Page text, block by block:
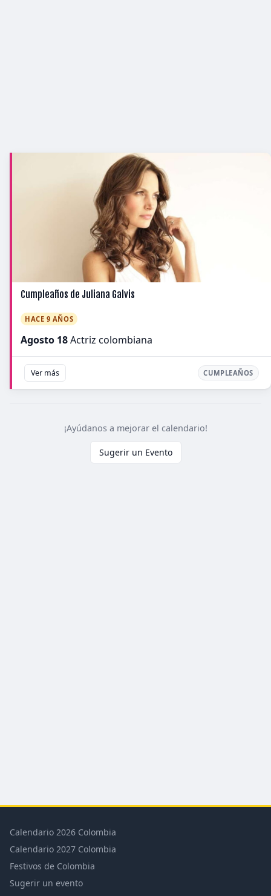
Cumpleaños de Juliana Galvis
HACE 9 AÑOS
Agosto 18Actriz colombiana
Ver más CUMPLEAÑOS
¡Ayúdanos a mejorar el calendario!
Sugerir un Evento
Calendario 2026 Colombia
Calendario 2027 Colombia
Festivos de Colombia
Sugerir un evento